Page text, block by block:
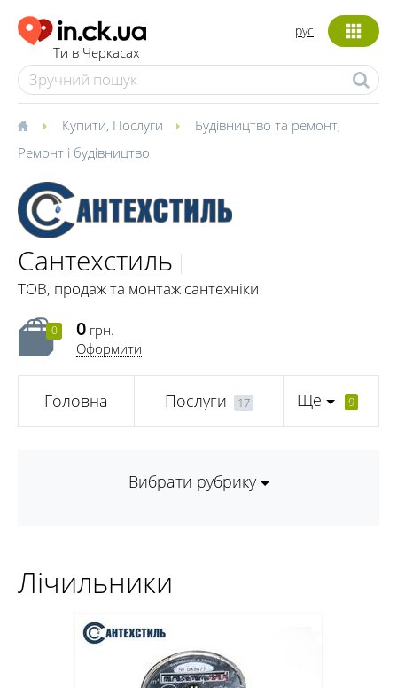
Ти в Черкасах
рус
Купити, Послуги Будівництво та ремонт,
Ремонт і будівництво
Сантехстиль
ТОВ, продаж та монтаж сантехніки
0 0 грн.
Оформити
Головна Послуги 17 Ще 9
Вибрати рубрику
Лічильники